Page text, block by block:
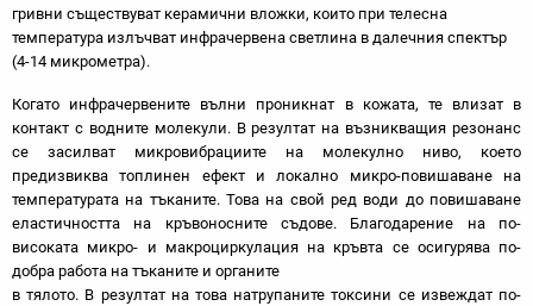
гривни съществуват керамични вложки, които при телесна
температура излъчват инфрачервена светлина в далечния спектър
(4-14 микрометра).
Когато инфрачервените вълни проникнат в кожата, те влизат в
контакт с водните молекули. В резултат на възникващия резонанс
се засилват микровибрациите на молекулно ниво, което
предизвиква топлинен ефект и локално микро-повишаване на
температурата на тъканите. Това на свой ред води до повишаване
еластичността на кръвоносните съдове. Благодарение на по-
високата микро- и макроциркулация на кръвта се осигурява по-
добра работа на тъканите и органите
в тялото. В резултат на това натрупаните токсини се извеждат по-